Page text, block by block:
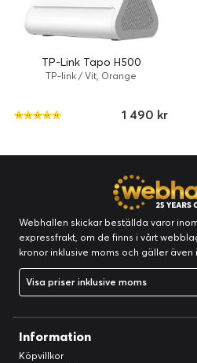
TP-Link Tapo H500
TP-link / Vit, Orange
1 490 kr
Webhallen skickar beställda varor
expressfrakt, om de finns i vårt
kronor inklusive moms och gäller även
Visa priser inklusive moms
Information
Köpvillkor